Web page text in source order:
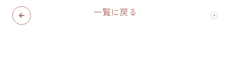
一覧に戻る